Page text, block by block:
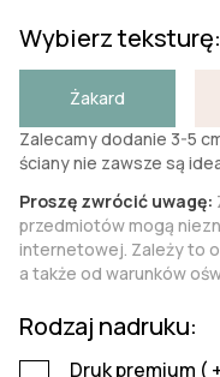
Wybierz teksturę:
Żakard
Zalecamy dodanie 3-5
ściany nie zawsze są
Proszę zwrócić uwagę:
przedmiotów mogą
internetowej. Zależy to
a także od warunków
Rodzaj nadruku:
Druk premium (